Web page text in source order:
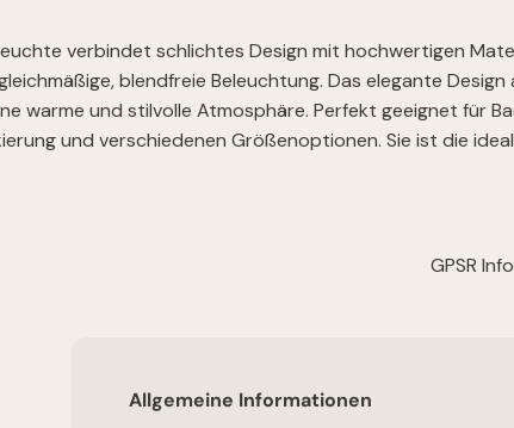
verbindet schlichtes Design mit hochwertigen
blendfreie Beleuchtung. Das elegante
warme und stilvolle Atmosphäre. Perfekt geeignet für
und verschiedenen Größenoptionen. Sie ist die
GPSR
Allgemeine Informationen